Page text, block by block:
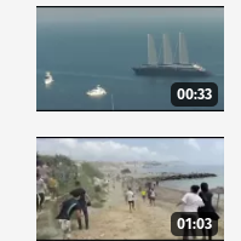
00:33
01:03